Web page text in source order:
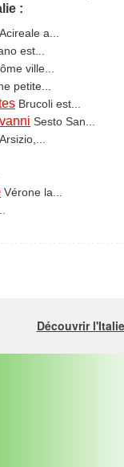
:
Acireale a...
est...
ville...
petite...
Brucoli est...
Sesto San...
Vérone la...
Découvrir